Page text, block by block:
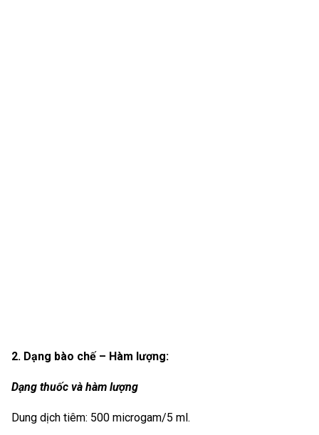
2. Dạng bào chế – Hàm lượng:
Dạng thuốc và hàm lượng
Dung dịch tiêm: 500 microgam/5 ml.